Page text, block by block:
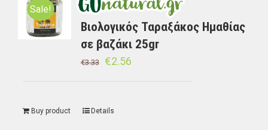
Sale!
Βιολογικός Ταραξάκος Ημαθίας
σε βαζάκι 25gr
€3.33 €2.56
Buy product Details